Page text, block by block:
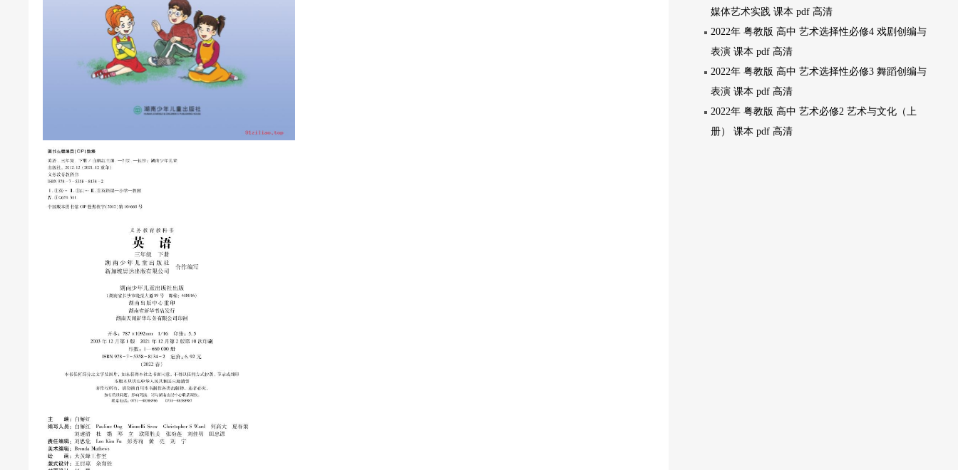
媒体艺术实践 课本 pdf 高清
2022年 粤教版 高中 艺术选择性必修4 戏剧创编与
表演 课本 pdf 高清
2022年 粤教版 高中 艺术选择性必修3 舞蹈创编与
表演 课本 pdf 高清
2022年 粤教版 高中 艺术必修2 艺术与文化（上
册） 课本 pdf 高清